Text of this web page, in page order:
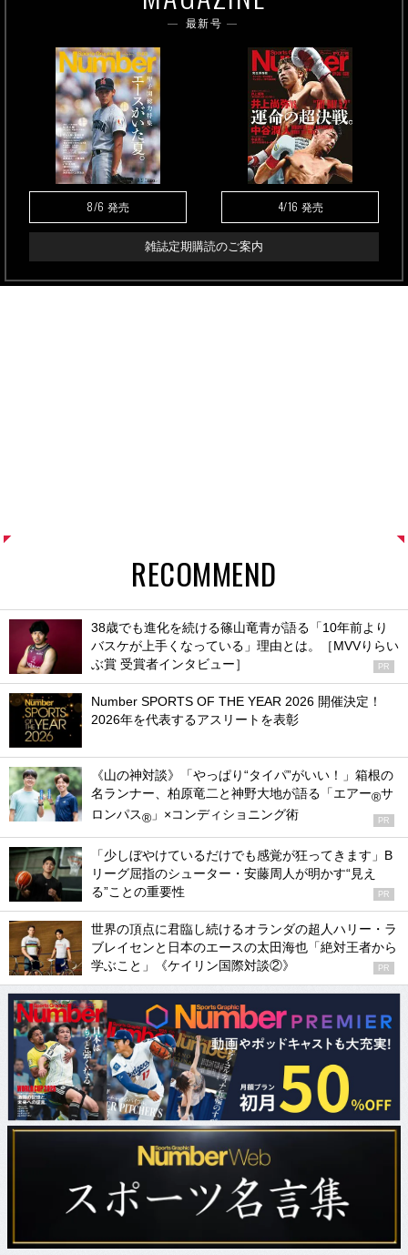
最新号
8/6 発売 4/16 発売
雑誌定期購読のご案内
RECOMMEND
38歳でも進化を続ける篠山竜青が語る「10年前より
バスケが上手くなっている」理由とは。［MVVりらい
ぶ賞 受賞者インタビュー］
PR
Number SPORTS OF THE YEAR 2026 開催決定！
2026年を代表するアスリートを表彰
《山の神対談》「やっぱり“タイパ”がいい！」箱根の
名ランナー、柏原竜二と神野大地が語る「エアー®サ
ロンパス® 」×コンディショニング術 PR
「少しぼやけているだけでも感覚が狂ってきます」B
リーグ屈指のシューター・安藤周人が明かす“見え
る”ことの重要性
PR
世界の頂点に君臨し続けるオランダの超人ハリー・ラ
ブレイセンと日本のエースの太田海也「絶対王者から
学ぶこと」《ケイリン国際対談②》
PR